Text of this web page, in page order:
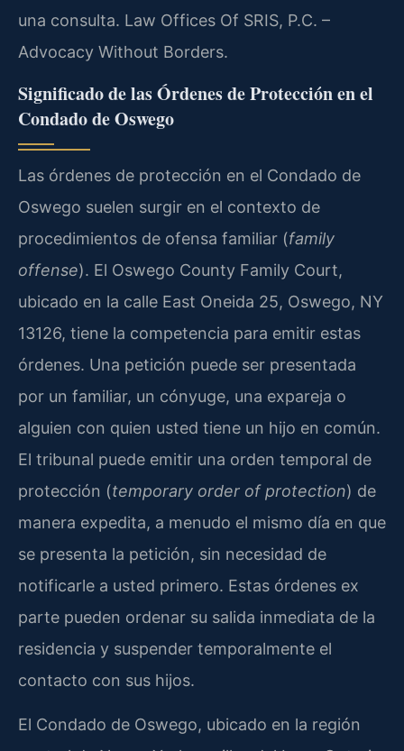
una consulta. Law Offices Of SRIS, P.C. –
Advocacy Without Borders.
Significado de las Órdenes de Protección en el
Condado de Oswego
Las órdenes de protección en el Condado de
Oswego suelen surgir en el contexto de
procedimientos de ofensa familiar (family
offense). El Oswego County Family Court,
ubicado en la calle East Oneida 25, Oswego, NY
13126, tiene la competencia para emitir estas
órdenes. Una petición puede ser presentada
por un familiar, un cónyuge, una expareja o
alguien con quien usted tiene un hijo en común.
El tribunal puede emitir una orden temporal de
protección (temporary order of protection) de
manera expedita, a menudo el mismo día en que
se presenta la petición, sin necesidad de
notificarle a usted primero. Estas órdenes ex
parte pueden ordenar su salida inmediata de la
residencia y suspender temporalmente el
contacto con sus hijos.
El Condado de Oswego, ubicado en la región